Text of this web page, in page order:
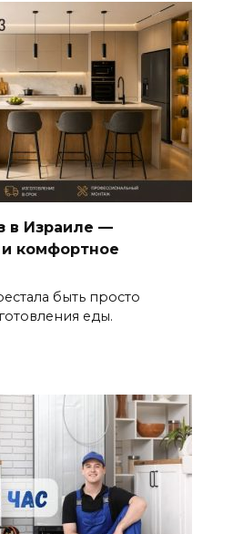
в Израиле —
комфортное
быть просто
еды.